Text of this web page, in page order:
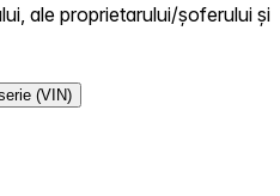
ale proprietarului/șoferului și
(VIN)